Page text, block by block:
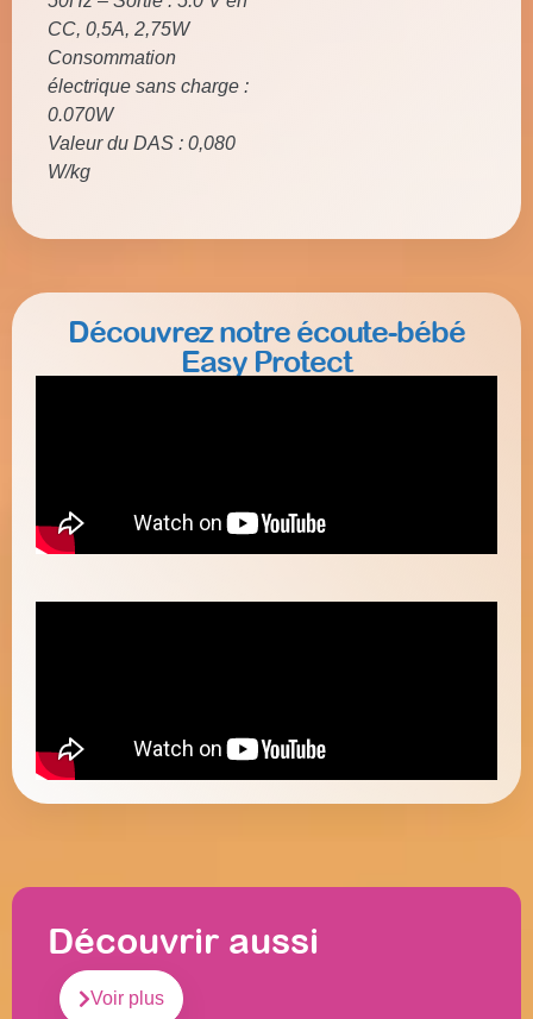
CC, 0,5A, 2,75W
Consommation
électrique sans charge :
0.070W
Valeur du DAS : 0,080
W/kg
Découvrez notre écoute-bébé
Easy Protect
Découvrir aussi
Voir plus